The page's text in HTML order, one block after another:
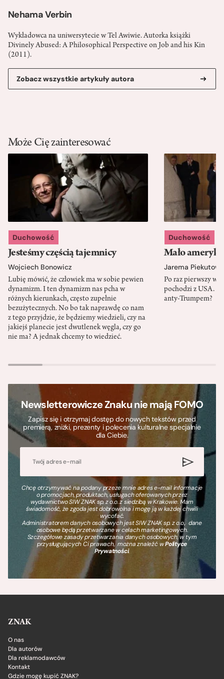
Nehama Verbin
Wykładowca na uniwersytecie w Tel Awiwie. Autorka książki
Divinely Abused: A Philosophical Perspective on Job and his Kin
(2011).
Zobacz wszystkie artykuły autora
Może Cię zainteresować
Duchowość
Jesteśmy częścią tajemnicy
Wojciech Bonowicz
Lubię mówić, że człowiek ma w sobie pewien
dynamizm. I ten dynamizm nas pcha w
różnych kierunkach, często zupełnie
bezużytecznych. No bo tak naprawdę co nam
z tego przyjdzie, że będziemy wiedzieli, czy na
jakiejś planecie jest dwutlenek węgla, czy go
nie ma? A jednak chcemy to wiedzieć.
Duchowość
Mało
Jarema
Po raz pierwszy w
pochodzi z USA.
anty-Trumpem?
Newsletterowicze Znaku nie mają FOMO
Zapisz się i otrzymaj dostęp do nowych tekstów przed
premierą, zniżki, prezenty i polecenia kulturalne specjalnie
dla Ciebie.
Chcę otrzymywać na podany przeze mnie adres e-mail informacje
o promocjach, produktach, usługach oferowanych przez
wydawnictwo SIW ZNAK sp. z o.o. z siedzibą w Krakowie. Mam
świadomość, że zgoda jest dobrowolna i mogę ją w każdej chwili
wycofać.
Administratorem danych osobowych jest SIW ZNAK sp. z o.o., dane
osobowe będą przetwarzane w celach marketingowych.
Szczegółowe zasady przetwarzania danych osobowych, w tym
przysługujących Ci prawach, można znaleźć wPolityce
Prywatności.
ZNAK
O nas
Dla autorów
Dla reklamodawców
Kontakt
Gdzie mogę kupić ZNAK?